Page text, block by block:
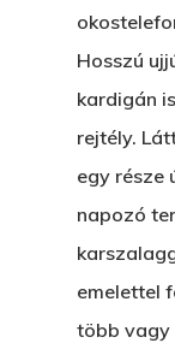
Hosszú
kardigán
rejtély.
egy része
napozó
emelettel
több vagy